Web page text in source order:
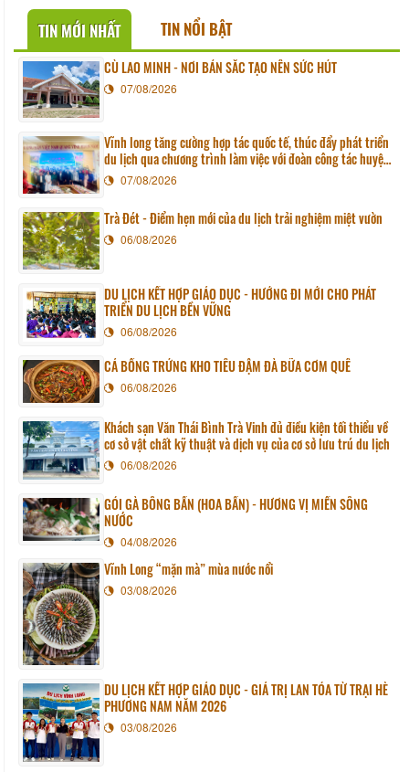
TIN MỚI NHẤT TIN NỔI BẬT
CÙ LAO MINH - NƠI BẢN SẮC TẠO NÊN SỨC HÚT
07/08/2026
Vĩnh long tăng cường hợp tác quốc tế, thúc đẩy phát triển
du lịch qua chương trình làm việc với đoàn công tác huyện
Sunchang (Hàn quốc)
07/08/2026
Trà Đét - Điểm hẹn mới của du lịch trải nghiệm miệt vườn
06/08/2026
DU LỊCH KẾT HỢP GIÁO DỤC - HƯỚNG ĐI MỚI CHO PHÁT
TRIỂN DU LỊCH BỀN VỮNG
06/08/2026
CÁ BỐNG TRỨNG KHO TIÊU ĐẬM ĐÀ BỮA CƠM QUÊ
06/08/2026
Khách sạn Văn Thái Bình Trà Vinh đủ điều kiện tối thiểu về
cơ sở vật chất kỹ thuật và dịch vụ của cơ sở lưu trú du lịch
06/08/2026
GỎI GÀ BÔNG BẦN (HOA BẦN) - HƯƠNG VỊ MIỀN SÔNG
NƯỚC
04/08/2026
Vĩnh Long “mặn mà” mùa nước nổi
03/08/2026
DU LỊCH KẾT HỢP GIÁO DỤC - GIÁ TRỊ LAN TỎA TỪ TRẠI HÈ
PHƯƠNG NAM NĂM 2026
03/08/2026